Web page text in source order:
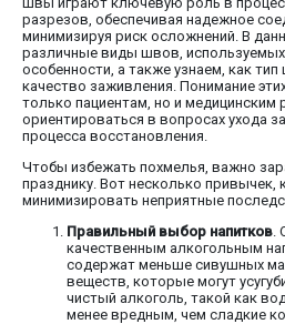
разрезов, обеспечивая надежное
минимизируя риск осложнений. В
различные виды швов, используемых
особенности, а также узнаем, как
качество заживления. Понимание
только пациентам, но и медицинским
ориентироваться в вопросах ухода
процесса восстановления.
Чтобы избежать похмелья, важно
празднику. Вот несколько привычек,
минимизировать неприятные
Правильный выбор напитков
качественным алкогольным
содержат меньше сивушных
веществ, которые могут
чистый алкоголь, такой как
менее вредным, чем сладкие